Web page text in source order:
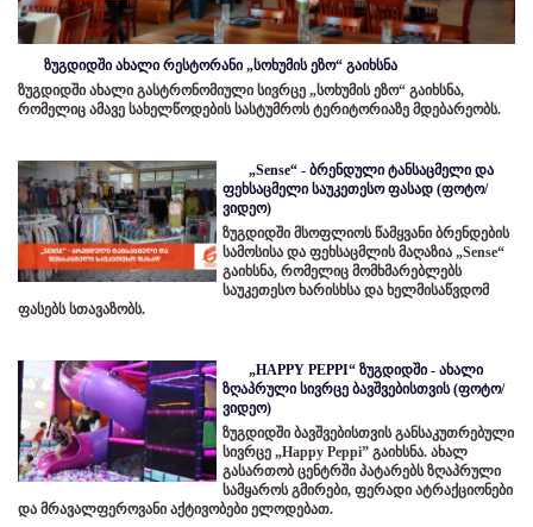
ზუგდიდში ახალი რესტორანი „სოხუმის ეზო“ გაიხსნა
ზუგდიდში ახალი გასტრონომიული სივრცე „სოხუმის ეზო“ გაიხსნა,
რომელიც ამავე სახელწოდების სასტუმროს ტერიტორიაზე მდებარეობს.
„Sense“ - ბრენდული ტანსაცმელი და
ფეხსაცმელი საუკეთესო ფასად (ფოტო/
ვიდეო)
ზუგდიდში მსოფლიოს წამყვანი ბრენდების
სამოსისა და ფეხსაცმლის მაღაზია „Sense“
გაიხსნა, რომელიც მომხმარებლებს
საუკეთესო ხარისხსა და ხელმისაწვდომ
ფასებს სთავაზობს.
„HAPPY PEPPI“ ზუგდიდში - ახალი
ზღაპრული სივრცე ბავშვებისთვის (ფოტო/
ვიდეო)
ზუგდიდში ბავშვებისთვის განსაკუთრებული
სივრცე „Happy Peppi” გაიხსნა. ახალ
გასართობ ცენტრში პატარებს ზღაპრული
სამყაროს გმირები, ფერადი ატრაქციონები
და მრავალფეროვანი აქტივობები ელოდებათ.